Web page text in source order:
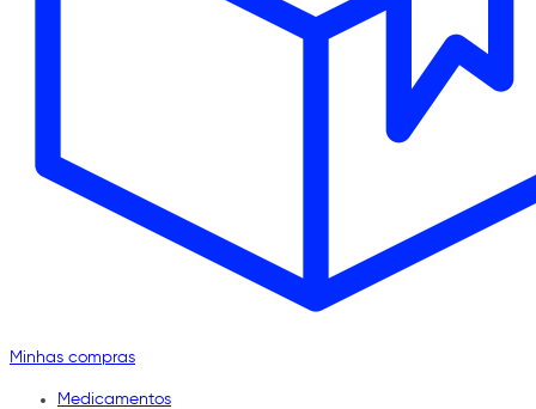
Minhas compras
Medicamentos